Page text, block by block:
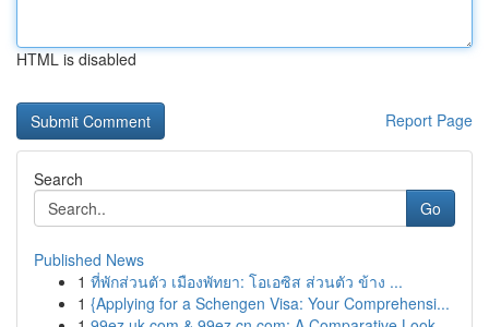
HTML is disabled
Report Page
Search
Go
Published News
1 ที่พักส่วนตัว เมืองพัทยา: โอเอซิส ส่วนตัว ข้าง ...
1 {Applying for a Schengen Visa: Your Comprehensi...